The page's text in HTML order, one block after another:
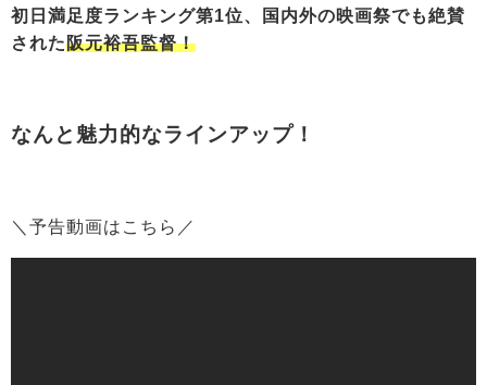
初日満足度ランキング第1位、国内外の映画祭でも絶賛
された阪元裕吾監督！
なんと魅力的なラインアップ！
＼予告動画はこちら／